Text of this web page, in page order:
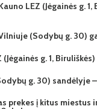
LEZ (Jėgainės g.
(Sodybų g. 30)
g. 1,
g. 30) sandėlyje –
prekes į kitus miestus